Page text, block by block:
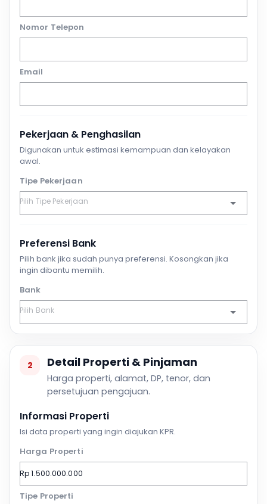
Nomor Telepon
Email
Pekerjaan & Penghasilan
Digunakan untuk estimasi kemampuan dan kelayakan
awal.
Tipe Pekerjaan
Preferensi Bank
Pilih bank jika sudah punya preferensi. Kosongkan jika
ingin dibantu memilih.
Bank
2 Detail Properti & Pinjaman
Harga properti, alamat, DP, tenor, dan
persetujuan pengajuan.
Informasi Properti
Isi data properti yang ingin diajukan KPR.
Harga Properti
Tipe Properti